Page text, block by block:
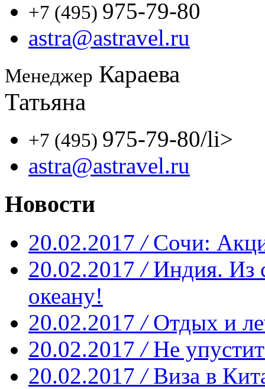
+7 (495) 975-79-80
astra@astravel.ru
Менеджер Караева
Татьяна
+7 (495) 975-79-80/li>
astra@astravel.ru
Новости
20.02.2017 / Сочи:
20.02.2017 / Индия. Из
океану!
20.02.2017 / Отдых и
20.02.2017 / Не
20.02.2017 / Виза в